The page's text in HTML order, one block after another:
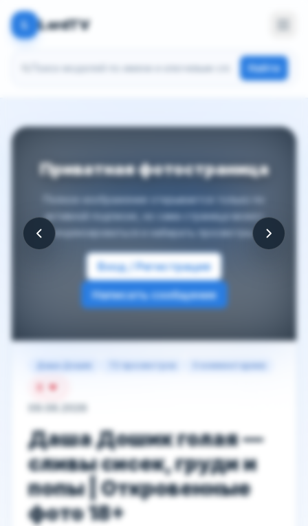
L LordTV
Найти
Приватная фотостраница
Полное изображение открывается только по
активной подписке, но сама страница может
индексироваться и набирать просмотры.
Вход / Регистрация
Написать сообщение
Даша Дошик 72 просмотров 0 комментариев
09.06.2026
Даша Дошик голая —
сливы сисек, груди и
попы | Откровенные
фото 18+